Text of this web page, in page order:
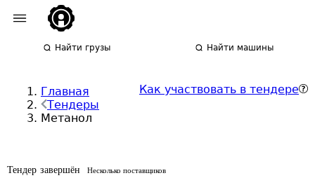
Найти грузы Найти машины
Главная
Тендеры
Метанол
Как участвовать в тендере
Тендер завершён Несколько поставщиков